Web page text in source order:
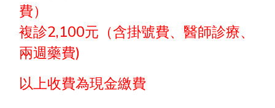
費）
複診2,100元（含掛號費、醫師診療、
兩週藥費)
以上收費為現金繳費